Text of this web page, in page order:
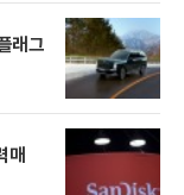
래그
매